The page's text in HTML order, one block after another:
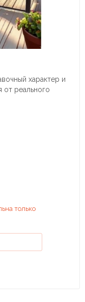
характер и
от реального
только